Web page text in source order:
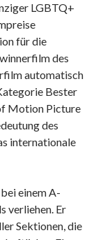
LGBTQ+
für die
des
automatisch
Bester
Motion Picture
des
internationale
einem A-
verliehen. Er
Sektionen, die